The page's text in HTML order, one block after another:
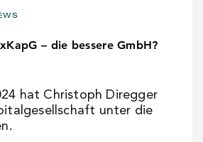
– die bessere GmbH?
hat Christoph Diregger
unter die